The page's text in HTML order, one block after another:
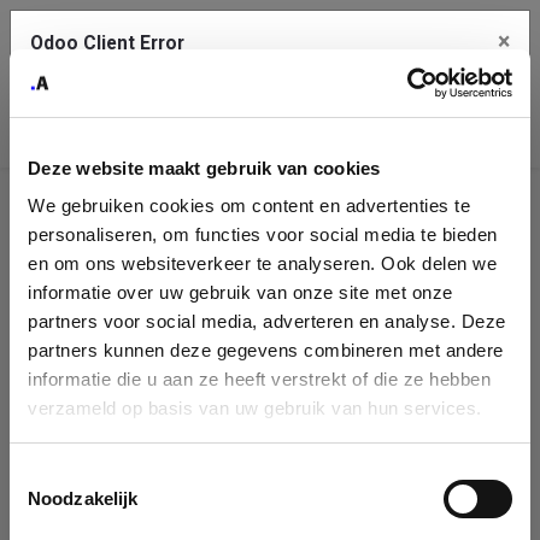
Deze website maakt gebruik van cookies
We gebruiken cookies om content en advertenties te
personaliseren, om functies voor social media te bieden
en om ons websiteverkeer te analyseren. Ook delen we
informatie over uw gebruik van onze site met onze
partners voor social media, adverteren en analyse. Deze
partners kunnen deze gegevens combineren met andere
informatie die u aan ze heeft verstrekt of die ze hebben
verzameld op basis van uw gebruik van hun services.
Noodzakelijk
Company
Identification
Please fill in your company details
You can search a company in our database by name, VAT or
enterprise ID. When a company is selected it will auto-complete the
form. If you don't find your company in our database, you can create
Odoo Client Error ×
service.
See details
Ok